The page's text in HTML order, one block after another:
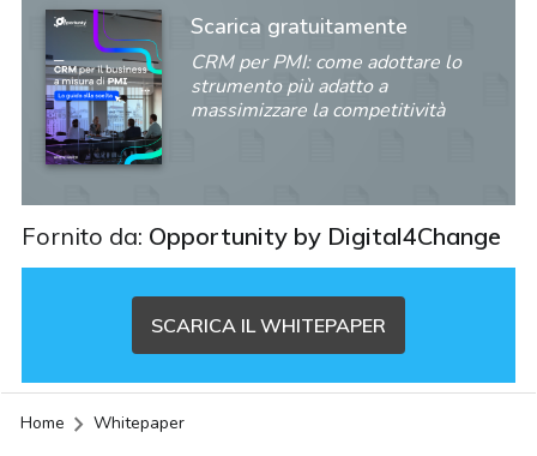
Scarica gratuitamente
CRM per PMI: come adottare lo
strumento più adatto a
massimizzare la competitività
Fornito da: Opportunity by Digital4Change
SCARICA IL WHITEPAPER
Home Whitepaper